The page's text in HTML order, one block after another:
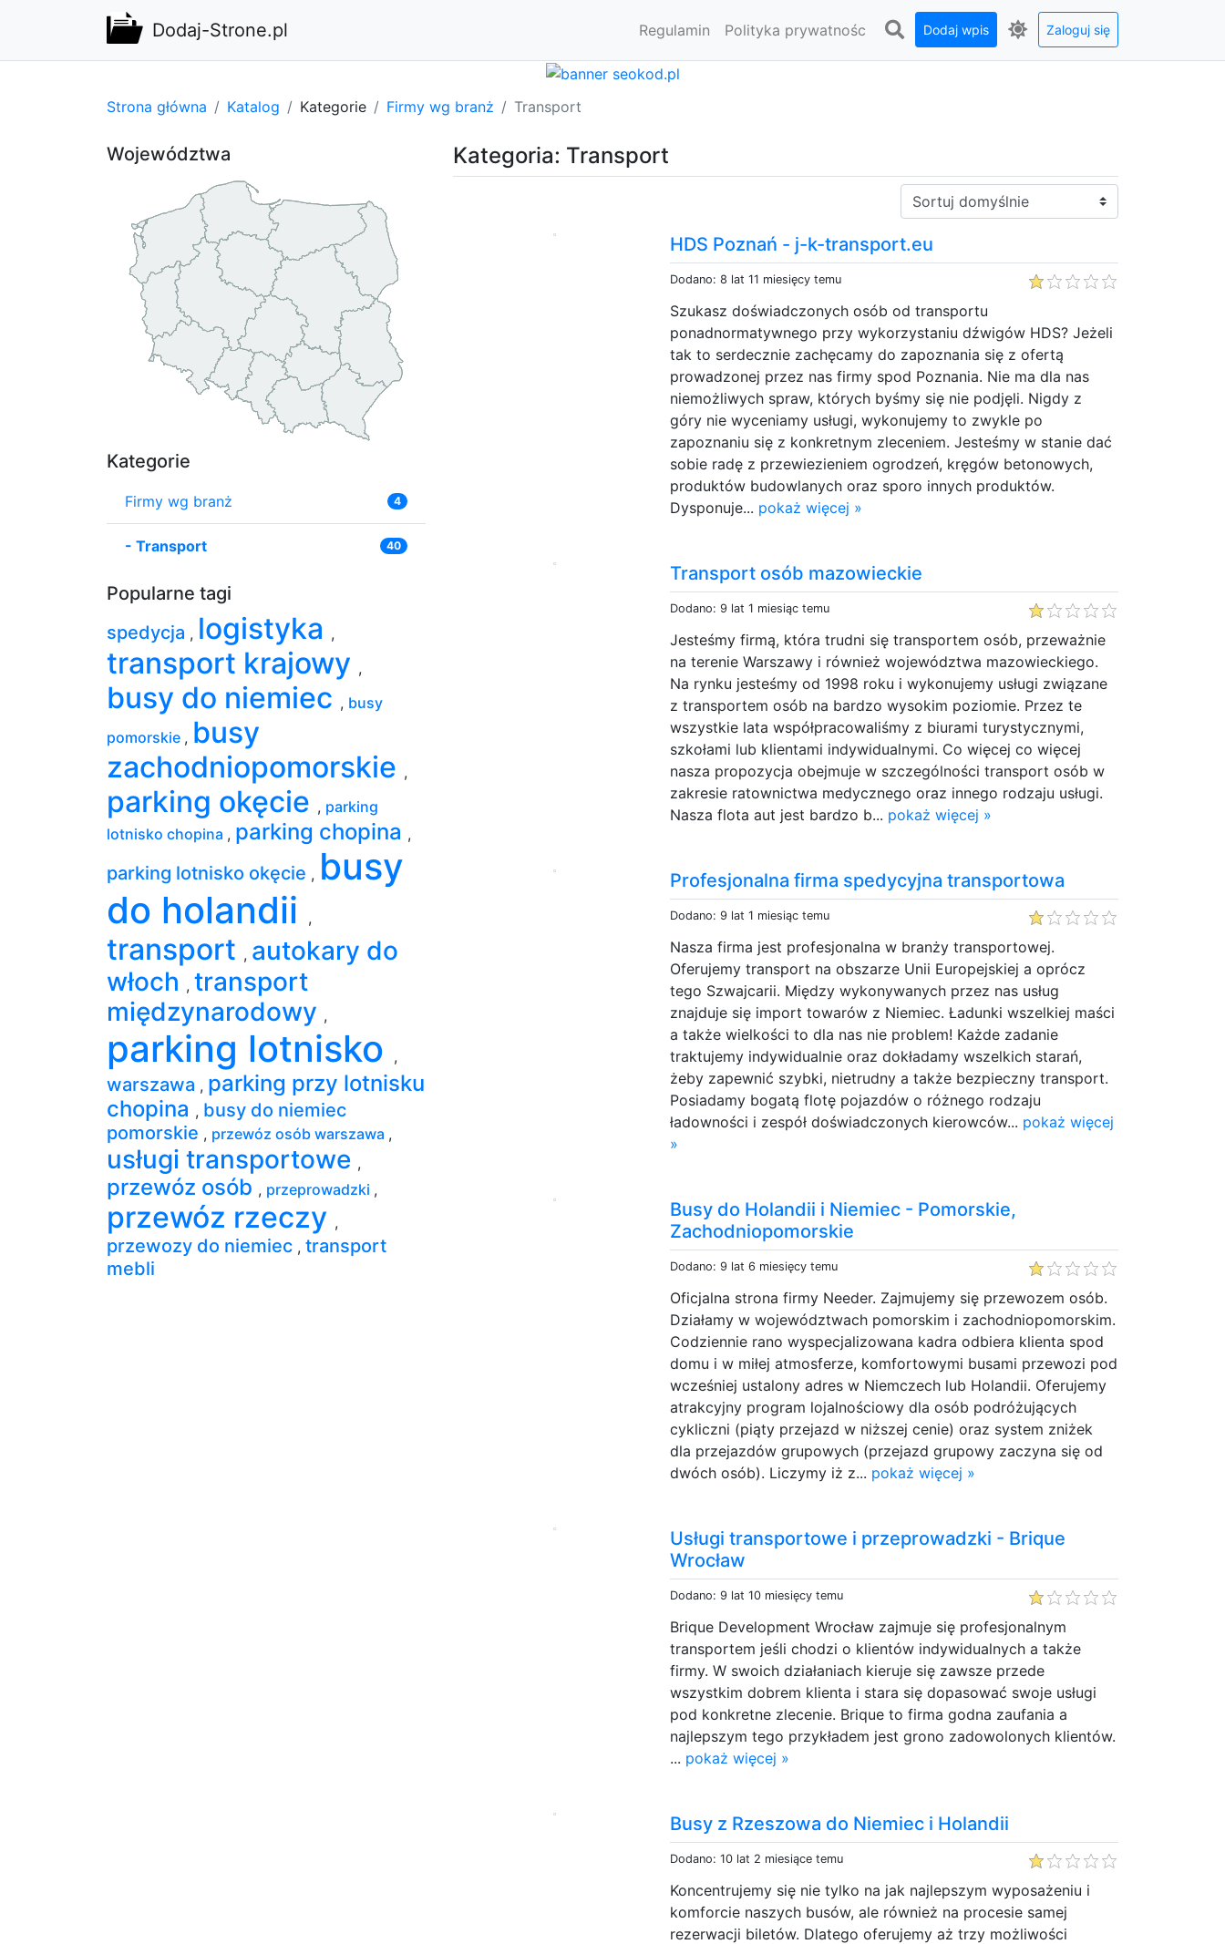
Dodaj-Strone.pl Regulamin Polityka prywatnośc Dodaj wpis Zaloguj się
Strona główna Katalog Kategorie Firmy wg branż Transport
Kategoria: Transport
Sortuj:
HDS Poznań - j-k-transport.eu
Dodano: 8 lat 11 miesięcy temu
Szukasz doświadczonych osób od transportu
ponadnormatywnego przy wykorzystaniu dźwigów HDS? Jeżeli
tak to serdecznie zachęcamy do zapoznania się z ofertą
prowadzonej przez nas firmy spod Poznania. Nie ma dla nas
niemożliwych spraw, których byśmy się nie podjęli. Nigdy z
góry nie wyceniamy usługi, wykonujemy to zwykle po
zapoznaniu się z konkretnym zleceniem. Jesteśmy w stanie dać
sobie radę z przewiezieniem ogrodzeń, kręgów betonowych,
produktów budowlanych oraz sporo innych produktów.
Dysponuje... pokaż więcej »
Transport osób mazowieckie
Dodano: 9 lat 1 miesiąc temu
Jesteśmy firmą, która trudni się transportem osób, przeważnie
na terenie Warszawy i również województwa mazowieckiego.
Na rynku jesteśmy od 1998 roku i wykonujemy usługi związane
z transportem osób na bardzo wysokim poziomie. Przez te
wszystkie lata współpracowaliśmy z biurami turystycznymi,
szkołami lub klientami indywidualnymi. Co więcej co więcej
nasza propozycja obejmuje w szczególności transport osób w
zakresie ratownictwa medycznego oraz innego rodzaju usługi.
Nasza flota aut jest bardzo b... pokaż więcej »
Profesjonalna firma spedycyjna transportowa
Dodano: 9 lat 1 miesiąc temu
Nasza firma jest profesjonalna w branży transportowej.
Oferujemy transport na obszarze Unii Europejskiej a oprócz
tego Szwajcarii. Między wykonywanych przez nas usług
znajduje się import towarów z Niemiec. Ładunki wszelkiej maści
a także wielkości to dla nas nie problem! Każde zadanie
traktujemy indywidualnie oraz dokładamy wszelkich starań,
żeby zapewnić szybki, nietrudny a także bezpieczny transport.
Posiadamy bogatą flotę pojazdów o różnego rodzaju
ładowności i zespół doświadczonych kierowców... pokaż więcej
»
Busy do Holandii i Niemiec - Pomorskie,
Zachodniopomorskie
Dodano: 9 lat 6 miesięcy temu
Oficjalna strona firmy Needer. Zajmujemy się przewozem osób.
Działamy w województwach pomorskim i zachodniopomorskim.
Codziennie rano wyspecjalizowana kadra odbiera klienta spod
domu i w miłej atmosferze, komfortowymi busami przewozi pod
wcześniej ustalony adres w Niemczech lub Holandii. Oferujemy
atrakcyjny program lojalnościowy dla osób podróżujących
cykliczni (piąty przejazd w niższej cenie) oraz system zniżek
dla przejazdów grupowych (przejazd grupowy zaczyna się od
dwóch osób). Liczymy iż z... pokaż więcej »
Usługi transportowe i przeprowadzki - Brique
Wrocław
Dodano: 9 lat 10 miesięcy temu
Brique Development Wrocław zajmuje się profesjonalnym
transportem jeśli chodzi o klientów indywidualnych a także
firmy. W swoich działaniach kieruje się zawsze przede
wszystkim dobrem klienta i stara się dopasować swoje usługi
pod konkretne zlecenie. Brique to firma godna zaufania a
najlepszym tego przykładem jest grono zadowolonych klientów.
... pokaż więcej »
Busy z Rzeszowa do Niemiec i Holandii
Dodano: 10 lat 2 miesiące temu
Koncentrujemy się nie tylko na jak najlepszym wyposażeniu i
komforcie naszych busów, ale również na procesie samej
rezerwacji biletów. Dlatego oferujemy aż trzy możliwości
Województwa
Kategorie
Firmy wg branż 4
- Transport 40
Popularne tagi
spedycja , logistyka ,
transport krajowy ,
busy do niemiec , busy
pomorskie , busy
zachodniopomorskie ,
parking okęcie , parking
lotnisko chopina , parking chopina ,
parking lotnisko okęcie , busy
do holandii
,
transport , autokary do
włoch , transport
międzynarodowy ,
parking lotnisko ,
warszawa , parking przy lotnisku
chopina , busy do niemiec
pomorskie , przewóz osób warszawa ,
usługi transportowe ,
przewóz osób , przeprowadzki ,
przewóz rzeczy ,
przewozy do niemiec , transport
mebli